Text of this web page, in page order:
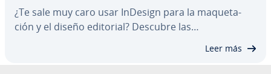
¿Te sale muy caro usar InDesign para la ma­que­ta­
ción y el diseño editorial? Descubre las…
Leer más